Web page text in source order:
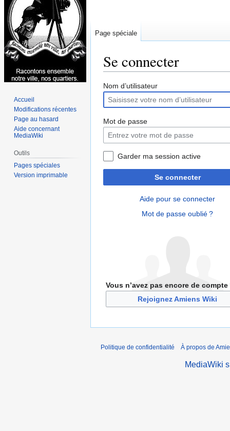
Se connecter
Aller
la
navigation
Aller
la
recherche
Nom d’utilisateur
Mot de passe
Garder ma session active
Se connecter
Aide pour se connecter
Mot de passe oublié ?
Vous n’avez pas encore de compte
Rejoignez Amiens Wiki
Page spéciale
Accueil
Modifications récentes
Page au hasard
Aide concernant
MediaWiki
Outils
Pages spéciales
Version imprimable
Politique de confidentialité À propos de
MediaWiki